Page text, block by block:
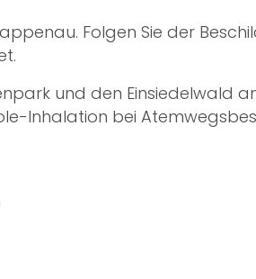
Folgen Sie der
und den Einsiedelwald
Inhalation bei